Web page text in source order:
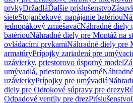
prvkyDržadláĎalšie príslušenstvo
sieteStojančekové, napájanie batériou
jednopákový zmiešavačNáhradné diely
batériouNáhradné diely pre Montáž na
ovládacími prvkamiNáhradné diely pre
armatúryPrípojky zariadení pre
uzávierky, priestorovo úsporný model
umývadlá, priestorovo úsporné
uzávierkyPrípojky pre umývadlá
diely pre Odtokové súpravy pre drezy
Odpadové ventily pre drezPríslušenstvo